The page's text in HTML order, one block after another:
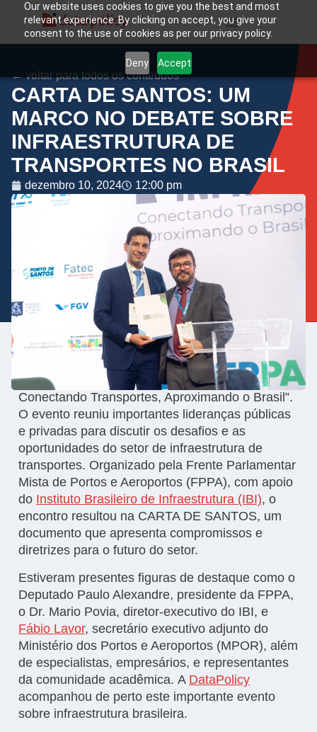
Our website uses cookies to give you the best and most
relevant experience. By clicking on accept, you give your
consent to the use of cookies as per our privacy policy.
Deny Accept
← voltar para todos os conteúdos
CARTA DE SANTOS: UM
MARCO NO DEBATE SOBRE
INFRAESTRUTURA DE
TRANSPORTES NO BRASIL
dezembro 10, 2024 12:00 pm
No dia 29 de novembro de 2024, a cidade de
Santos (SP) recebeu o “1º Summit Connect Infra:
Conectando Transportes, Aproximando o Brasil”.
O evento reuniu importantes lideranças públicas
e privadas para discutir os desafios e as
oportunidades do setor de infraestrutura de
transportes. Organizado pela Frente Parlamentar
Mista de Portos e Aeroportos (FPPA), com apoio
do Instituto Brasileiro de Infraestrutura (IBI), o
encontro resultou na CARTA DE SANTOS, um
documento que apresenta compromissos e
diretrizes para o futuro do setor.
Estiveram presentes figuras de destaque como o
Deputado Paulo Alexandre, presidente da FPPA,
o Dr. Mario Povia, diretor-executivo do IBI, e
Fábio Lavor, secretário executivo adjunto do
Ministério dos Portos e Aeroportos (MPOR), além
de especialistas, empresários, e representantes
da comunidade acadêmica. A DataPolicy
acompanhou de perto este importante evento
sobre infraestrutura brasileira.